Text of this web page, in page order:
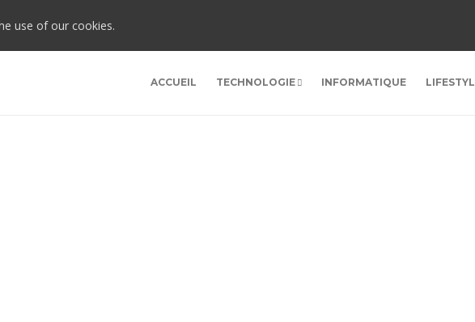
use of our cookies.
ACCUEIL TECHNOLOGIE INFORMATIQUE